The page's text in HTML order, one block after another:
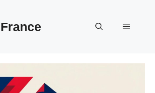
Menu